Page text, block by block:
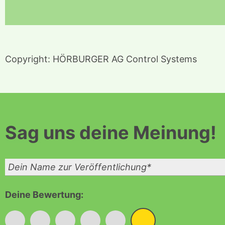
Copyright: HÖRBURGER AG Control Systems
Sag uns deine Meinung!
Deine Bewertung:
* * * * * *